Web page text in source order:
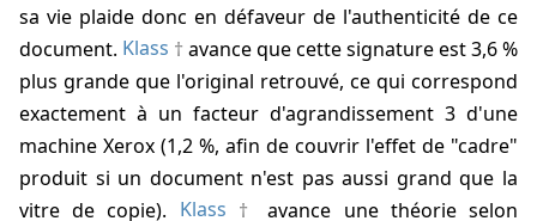
sa vie plaide donc en défaveur de l'authenticité de ce
document. Klass
avance que cette signature est 3,6 %
plus grande que l'original retrouvé, ce qui correspond
exactement à un facteur d'agrandissement 3 d'une
machine Xerox (1,2 %, afin de couvrir l'effet de "cadre"
produit si un document n'est pas aussi grand que la
vitre de copie). Klass
avance une théorie selon